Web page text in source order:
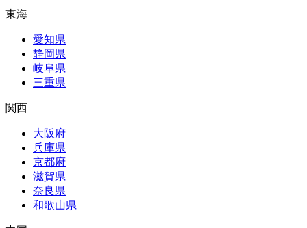
東海
愛知県
静岡県
岐阜県
三重県
関西
大阪府
兵庫県
京都府
滋賀県
奈良県
和歌山県